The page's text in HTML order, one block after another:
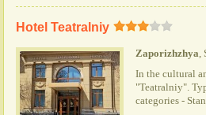
Hotel Teatralniy
Zaporizhzhya,
In the cultural
"Teatralniy".
categories -